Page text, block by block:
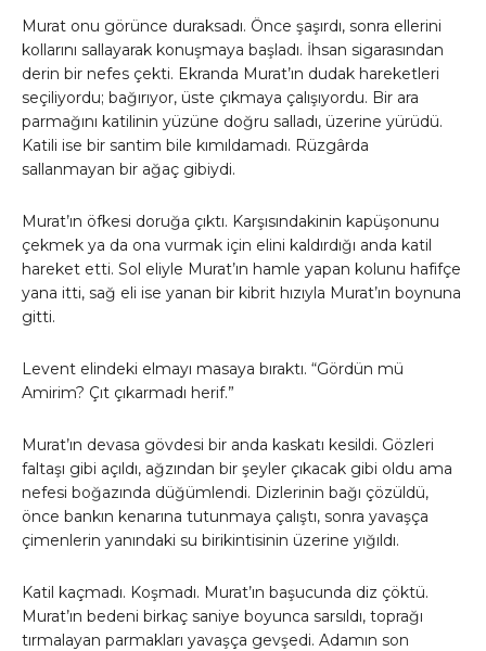
Murat onu görünce duraksadı. Önce şaşırdı, sonra ellerini
kollarını sallayarak konuşmaya başladı. İhsan sigarasından
derin bir nefes çekti. Ekranda Murat’ın dudak hareketleri
seçiliyordu; bağırıyor, üste çıkmaya çalışıyordu. Bir ara
parmağını katilinin yüzüne doğru salladı, üzerine yürüdü.
Katili ise bir santim bile kımıldamadı. Rüzgârda
sallanmayan bir ağaç gibiydi.
Murat’ın öfkesi doruğa çıktı. Karşısındakinin kapüşonunu
çekmek ya da ona vurmak için elini kaldırdığı anda katil
hareket etti. Sol eliyle Murat’ın hamle yapan kolunu hafifçe
yana itti, sağ eli ise yanan bir kibrit hızıyla Murat’ın boynuna
gitti.
Levent elindeki elmayı masaya bıraktı. “Gördün mü
Amirim? Çıt çıkarmadı herif.”
Murat’ın devasa gövdesi bir anda kaskatı kesildi. Gözleri
faltaşı gibi açıldı, ağzından bir şeyler çıkacak gibi oldu ama
nefesi boğazında düğümlendi. Dizlerinin bağı çözüldü,
önce bankın kenarına tutunmaya çalıştı, sonra yavaşça
çimenlerin yanındaki su birikintisinin üzerine yığıldı.
Katil kaçmadı. Koşmadı. Murat’ın başucunda diz çöktü.
Murat’ın bedeni birkaç saniye boyunca sarsıldı, toprağı
tırmalayan parmakları yavaşça gevşedi. Adamın son